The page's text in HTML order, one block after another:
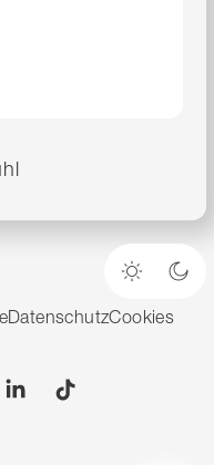
Heller
DatenschutzCookies
Linkedin